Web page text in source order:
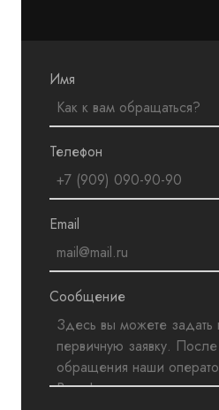
Имя
Телефон
Email
Сообщение